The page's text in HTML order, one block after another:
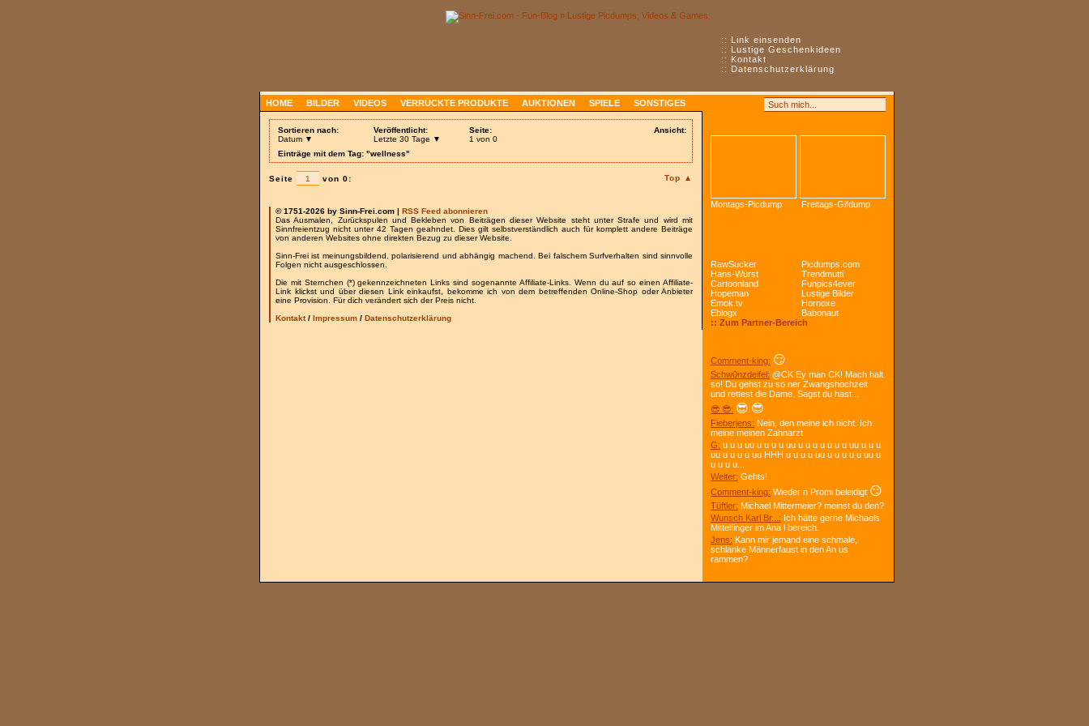
:: Link einsenden
:: Lustige Geschenkideen
:: Kontakt
:: Datenschutzerklärung
HOME BILDER VIDEOS VERRÜCKTE PRODUKTE AUKTIONEN SPIELE SONSTIGES
Ansicht:
Sortieren nach:
Datum ▼
Veröffentlicht:
Letzte 30 Tage ▼
Seite:
1 von 0
Einträge mit dem Tag: "wellness"
Top ▲
Seite von 0:
© 1751-2026 by Sinn-Frei.com | RSS Feed abonnieren
Das Ausmalen, Zurückspulen und Bekleben von Beiträgen dieser Website steht unter Strafe und wird mit
Sinnfreientzug nicht unter 42 Tagen geahndet. Dies gilt selbstverständlich auch für komplett andere Beiträge
von anderen Websites ohne direkten Bezug zu dieser Website.
Sinn-Frei ist meinungsbildend, polarisierend und abhängig machend. Bei falschem Surfverhalten sind sinnvolle
Folgen nicht ausgeschlossen.
Die mit Sternchen (*) gekennzeichneten Links sind sogenannte Affiliate-Links. Wenn du auf so einen Affiliate-
Link klickst und über diesen Link einkaufst, bekomme ich von dem betreffenden Online-Shop oder Anbieter
eine Provision. Für dich verändert sich der Preis nicht.
Kontakt/ Impressum / Datenschutzerklärung
Montags-Picdump Freitags-Gifdump
RawSucker
Picdumps.com
Hans-Wurst
Trendmutti
Cartoonland
Funpics4ever
Hopeman
Lustige Bilder
Emok.tv
Hornoxe
Eblogx
Babonaut
:: Zum Partner-Bereich
Comment-king: 😏
Schw0nzdeifel: @CK Ey man CK! Mach halt
so! Du gehst zu so ner Zwangshochzeit
und rettest die Dame. Sagst du hast...
😎 😎: 😎 😎
Fieberjens: Nein, den meine ich nicht. Ich
meine meinen Zahnarzt
G: u u u uu u u u u uu u u u u u u u uu u u u
uu u u u u uu HHH u u u u uu u u u u u uu u
u u u u...
Weiter: Gehts!
Comment-king: Wieder n Promi beleidigt 😏
Tüftler: Michael Mittermeier? meinst du den?
Wunsch Karl Br...: Ich hätte gerne Michaels
Mittelfinger im Ana l bereich.
Jens: Kann mir jemand eine schmale,
schlanke Männerfaust in den An us
rammen?